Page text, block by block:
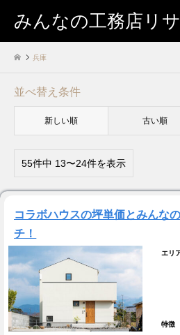
みんなの工務店リ
兵庫
並べ替え条件
新しい順 古い順
55件中 13〜24件を表示
コラボハウスの坪単価とみんな
チ！
エリ
特徴